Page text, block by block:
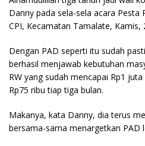
Danny pada sela-sela acara Pesta
CPI, Kecamatan Tamalate, Kamis,
Dengan PAD seperti itu sudah
berhasil menjawab kebutuhan
RW yang sudah mencapai Rp1
Rp75 ribu tiap tiga bulan.
Makanya, kata Danny, dia terus
bersama-sama menargetkan PAD